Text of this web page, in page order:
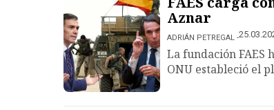
Aznar
ADRIÁN PETREGAL
La fundación FAES
ONU estableció el